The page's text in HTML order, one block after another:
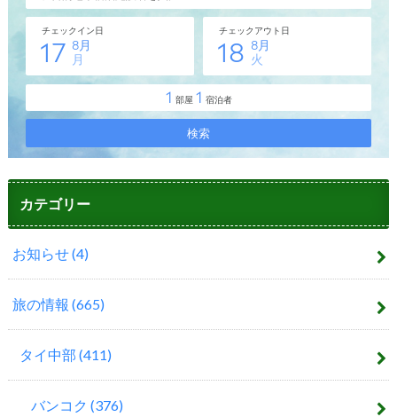
カテゴリー
お知らせ(4)
旅の情報 (665)
タイ中部 (411)
バンコク (376)